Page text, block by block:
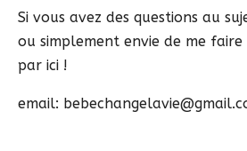
Si vous avez des questions au
ou simplement envie de me
par ici !
email: